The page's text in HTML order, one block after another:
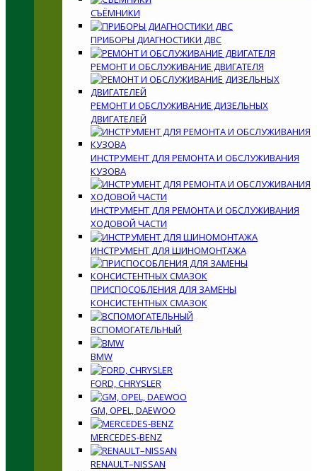
СЪЁМНИКИ
ПРИБОРЫ ДИАГНОСТИКИ ДВС
РЕМОНТ И ОБСЛУЖИВАНИЕ ДВИГАТЕЛЯ
РЕМОНТ И ОБСЛУЖИВАНИЕ ДИЗЕЛЬНЫХ
ДВИГАТЕЛЕЙ
ИНСТРУМЕНТ ДЛЯ РЕМОНТА И ОБСЛУЖИВАНИЯ
КУЗОВА
ИНСТРУМЕНТ ДЛЯ РЕМОНТА И ОБСЛУЖИВАНИЯ
ХОДОВОЙ ЧАСТИ
ИНСТРУМЕНТ ДЛЯ ШИНОМОНТАЖА
ПРИСПОСОБЛЕНИЯ ДЛЯ ЗАМЕНЫ
КОНСИСТЕНТНЫХ СМАЗОК
ВСПОМОГАТЕЛЬНЫЙ
BMW
FORD, CHRYSLER
GM, OPEL, DAEWOO
MERCEDES-BENZ
RENAULT–NISSAN